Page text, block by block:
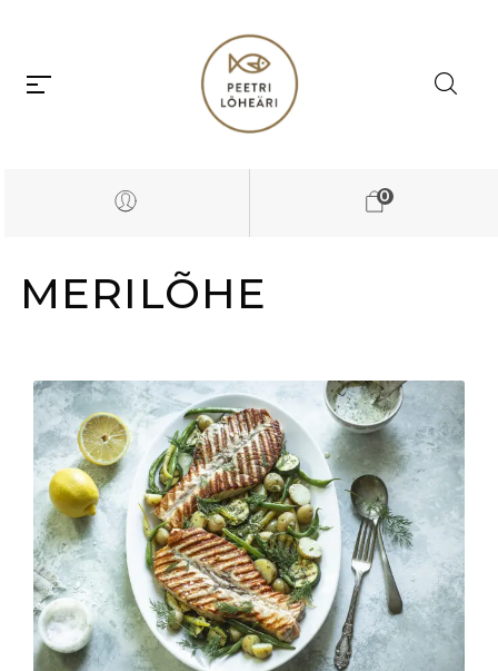
0
MERILÕHE